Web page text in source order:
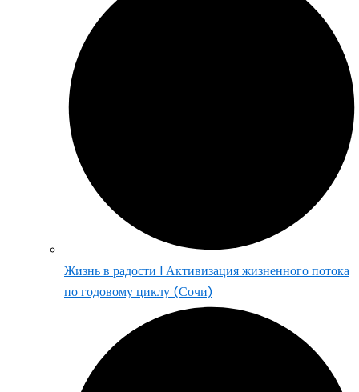
Жизнь в радости | Активизация жизненного потока
по годовому циклу (Сочи)